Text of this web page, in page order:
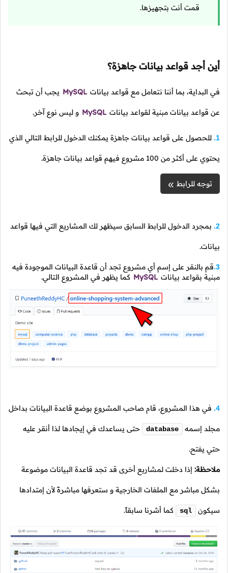
قمت أنت بتجهيزها.
أين أجد قواعد بيانات جاهزة؟
في البداية، بما أننا نتعامل مع قواعد بيانات MySQL يجب أن تبحث
عن قواعد بيانات مبنية لقواعد بيانات MySQL و ليس نوع آخر.
1. للحصول على قواعد بيانات جاهزة يمكنك الدخول للرابط التالي الذي
يحتوي على أكثر من 100 مشروع فيهم قواعد بيانات جاهزة.
توجه للرابط
2. بمجرد الدخول للرابط السابق سيظهر لك المشاريع التي فيها قواعد
بيانات.
3. قم بالنقر على إسم أي مشروع تجد أن قاعدة البيانات الموجودة فيه
مبنية بقواعد بيانات MySQL كما يظهر في المشروع التالي.
4. في هذا المشروع، قام صاحب المشروع بوضع قاعدة البيانات بداخل
مجلد إسمه database حتى يساعدك في إيجادها لذا أنقر عليه
حتي يفتح.
ملاحظة: إذا دخلت لمشاريع أخرى قد تجد قاعدة البيانات موضوعة
بشكل مباشر مع الملفات الخارجية و ستعرفها مباشرةً لأن إمتدادها
سيكون sql كما أشرنا سابقاً.